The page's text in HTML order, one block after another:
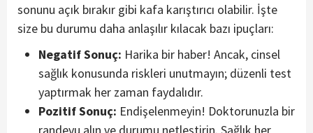
sonunu açık bırakır gibi kafa karıştırıcı olabilir. İşte
size bu durumu daha anlaşılır kılacak bazı ipuçları:
Negatif Sonuç: Harika bir haber! Ancak, cinsel
sağlık konusunda riskleri unutmayın; düzenli test
yaptırmak her zaman faydalıdır.
Pozitif Sonuç: Endişelenmeyin! Doktorunuzla bir
randevu alın ve durumu netleştirin. Sağlık her